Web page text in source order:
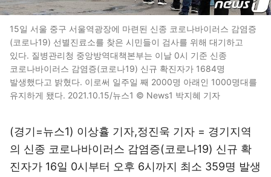
15일 서울 중구 서울역광장에 마련된 신종 코로나바이러스 감염증
(코로나19) 선별진료소를 찾은 시민들이 검사를 위해 대기하고
있다. 질병관리청 중앙방역대책본부는 이날 0시 기준 신종
코로나바이러스 감염증(코로나19) 신규 확진자가 1684명
발생했다고 밝혔다. 이로써 일주일 째 2000명 아래인 1000명대를
유지하게 됐다. 2021.10.15/뉴스1 © News1 박지혜 기자
(경기=뉴스1) 이상휼 기자,정진욱 기자 = 경기지역
의 신종 코로나바이러스 감염증(코로나19) 신규 확
진자가 16일 0시부터 오후 6시까지 최소 359명 발생